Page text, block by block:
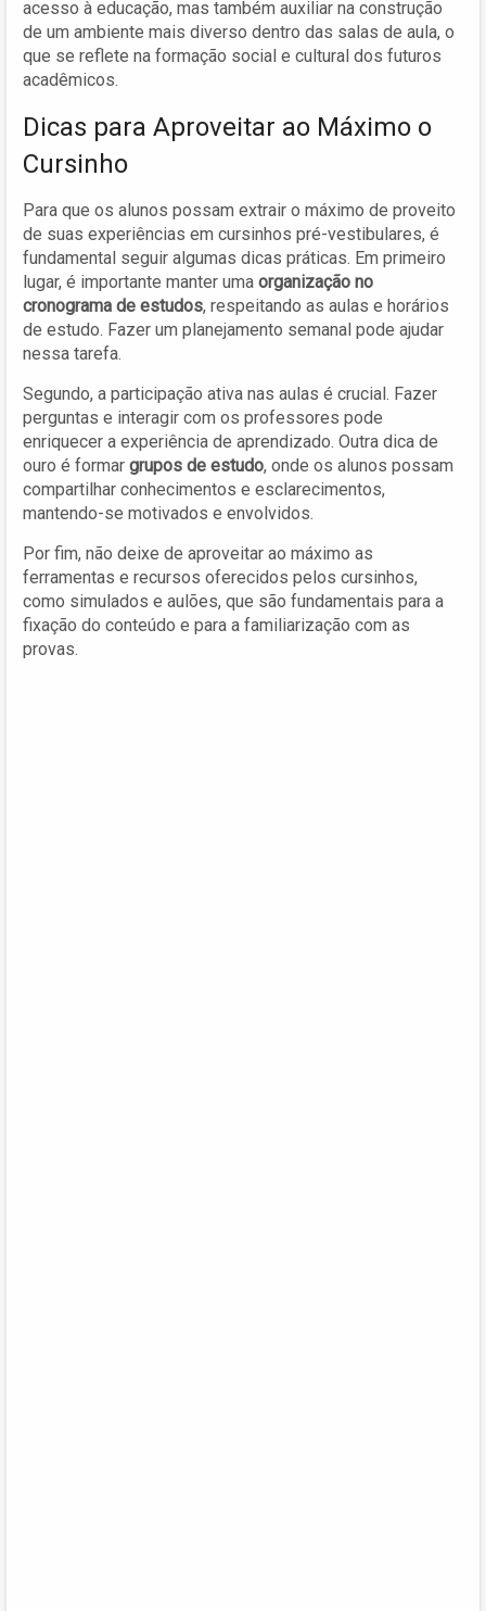
acesso à educação, mas também auxiliar na construção
de um ambiente mais diverso dentro das salas de aula, o
que se reflete na formação social e cultural dos futuros
acadêmicos.
Dicas para Aproveitar ao Máximo o
Cursinho
Para que os alunos possam extrair o máximo de proveito
de suas experiências em cursinhos pré-vestibulares, é
fundamental seguir algumas dicas práticas. Em primeiro
lugar, é importante manter uma organização no
cronograma de estudos, respeitando as aulas e horários
de estudo. Fazer um planejamento semanal pode ajudar
nessa tarefa.
Segundo, a participação ativa nas aulas é crucial. Fazer
perguntas e interagir com os professores pode
enriquecer a experiência de aprendizado. Outra dica de
ouro é formar grupos de estudo, onde os alunos possam
compartilhar conhecimentos e esclarecimentos,
mantendo-se motivados e envolvidos.
Por fim, não deixe de aproveitar ao máximo as
ferramentas e recursos oferecidos pelos cursinhos,
como simulados e aulões, que são fundamentais para a
fixação do conteúdo e para a familiarização com as
provas.